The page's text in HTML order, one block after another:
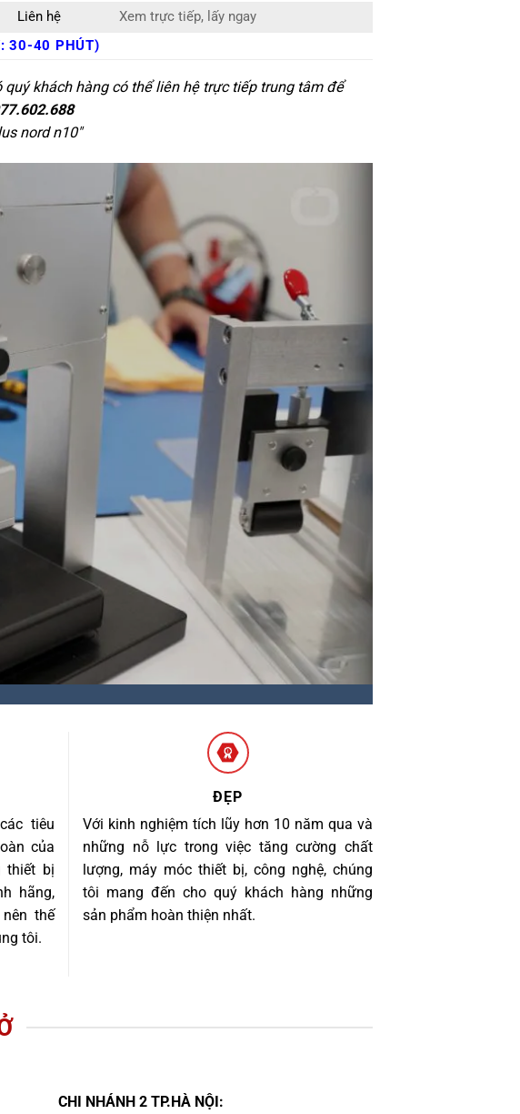
Liên hệ
Xem trực tiếp, lấy ngay
30-40 PHÚT)
khách hàng có thể liên hệ trực tiếp trung tâm để
nord n10"
tiêu
của
thiết bị
hãng,
thế
tôi.
ĐẸP
Với kinh nghiệm tích lũy hơn 10 năm qua và
những nỗ lực trong việc tăng cường chất
lượng, máy móc thiết bị, công nghệ, chúng
tôi mang đến cho quý khách hàng những
sản phẩm hoàn thiện nhất.
CHI NHÁNH 2 TP.HÀ NỘI: